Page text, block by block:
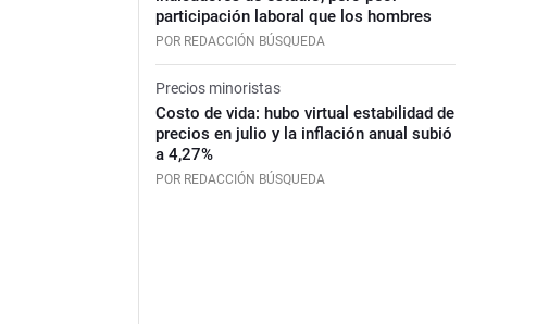
participación laboral que los hombres
POR REDACCIÓN BÚSQUEDA
Precios minoristas
Costo de vida: hubo virtual estabilidad de
precios en julio y la inflación anual subió
a 4,27%
POR REDACCIÓN BÚSQUEDA